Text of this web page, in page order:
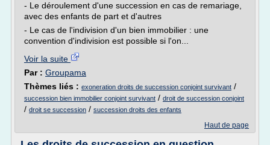
- Le déroulement d'une succession en cas de remariage,
avec des enfants de part et d'autres
- Le cas de l'indivision d'un bien immobilier : une
convention d'indivision est possible si l'on...
Voir la suite
Par : Groupama
Thèmes liés : exoneration droits de succession conjoint survivant /
succession bien immobilier conjoint survivant / droit de succession conjoint
/ droit se succession / succession droits des enfants
Haut de page